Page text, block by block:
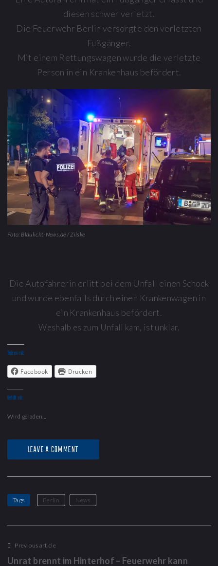
diesen schwer verletzt.
Die Feuerwehr Berlin versorgte den verletzten
Fußgänger.
Mit einem Rettungswagen wurde die verletzte
Person in ein Krankenhaus befördert.
Foto: Blaulicht-News.de / Zilske
Die Autofahrerin erlitt bei dem Unfall einen Schock
und wurde ebenfalls durch einen Krankenwagen in
ein Krankenhaus befördert.
Weshalb es zum Unfall kam, ist unklar.
Teile es mit:
Facebook Drucken
Gefällt mir:
Wird geladen...
LEAVE A COMMENT
Tags Berlin News
Previous article
Unrat brennt im Hinterhof – Feuerwehr kann